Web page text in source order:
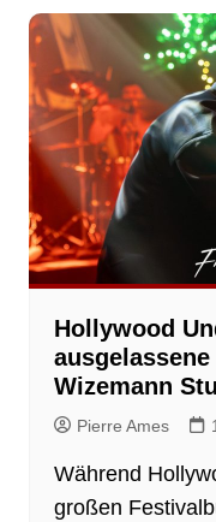
Hollywood
Wizemann
Pierre Ames
Während
großen